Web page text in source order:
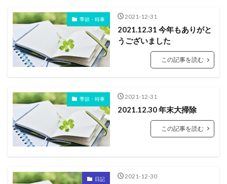
季節・時事 2021-12-31
2021.12.31 今年もありがと
うございました
この記事を読む
季節・時事 2021-12-31
2021.12.30 年末大掃除
この記事を読む
日記 2021-12-30